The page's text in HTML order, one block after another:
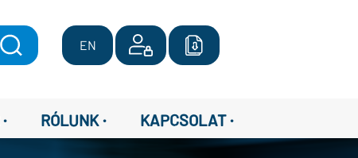
EN
· RÓLUNK · KAPCSOLAT ·